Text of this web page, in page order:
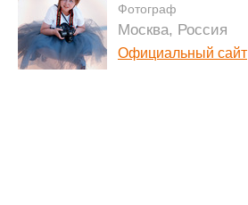
Фотограф
Москва, Россия
Официальный сайт